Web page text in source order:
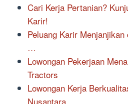
Cari Kerja Pertanian?
Karir!
Peluang Karir
…
Lowongan Pekerjaan
Tractors
Lowongan Kerja
Nusantara…